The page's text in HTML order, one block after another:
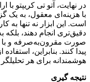
در نهایت، آتو تی کریپتو با
با هزینه‌ای معقول، به یک
است. این ابزار نه تنها به
دقیق‌تری انجام دهند،
صورت مقرون‌به‌صرفه و با
پیدا کنند. بنابراین،
هوشمندانه برای هر
نتیجه گیری